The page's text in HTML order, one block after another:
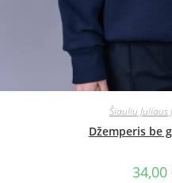
Šiauliu Juliaus
Džemperis be
34,00